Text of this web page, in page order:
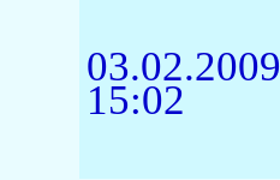
03.02.2009
15:02